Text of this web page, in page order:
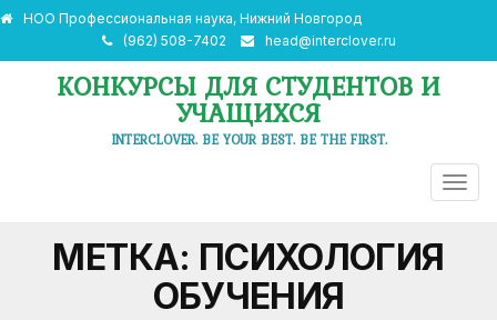
НОО Профессиональная наука, Нижний Новгород
(962) 508-7402
head@interclover.ru
КОНКУРСЫ ДЛЯ СТУДЕНТОВ И
УЧАЩИХСЯ
INTERCLOVER. BE YOUR BEST. BE THE FIRST.
МЕТКА: ПСИХОЛОГИЯ
ОБУЧЕНИЯ